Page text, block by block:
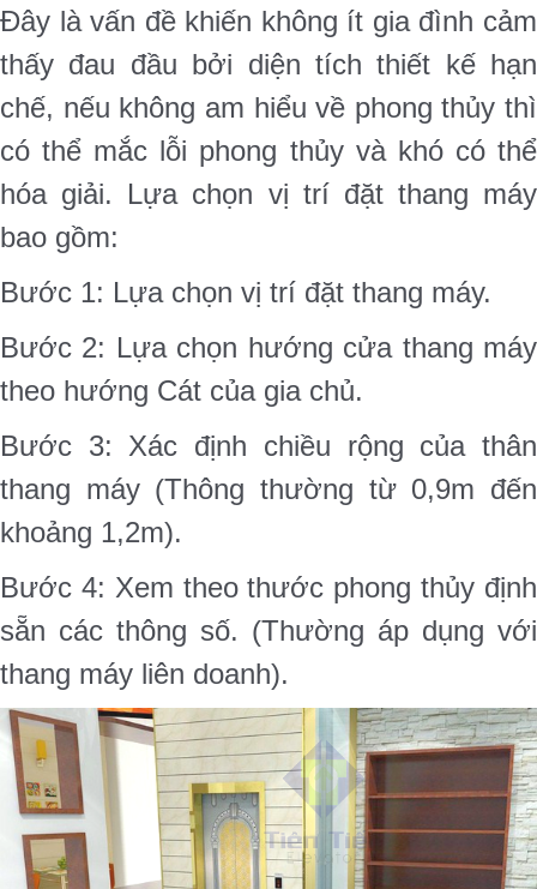
Đây là vấn đề khiến không ít gia đình cảm
thấy đau đầu bởi diện tích thiết kế hạn
chế, nếu không am hiểu về phong thủy thì
có thể mắc lỗi phong thủy và khó có thể
hóa giải. Lựa chọn vị trí đặt thang máy
bao gồm:
Bước 1: Lựa chọn vị trí đặt thang máy.
Bước 2: Lựa chọn hướng cửa thang máy
theo hướng Cát của gia chủ.
Bước 3: Xác định chiều rộng của thân
thang máy (Thông thường từ 0,9m đến
khoảng 1,2m).
Bước 4: Xem theo thước phong thủy định
sẵn các thông số. (Thường áp dụng với
thang máy liên doanh).